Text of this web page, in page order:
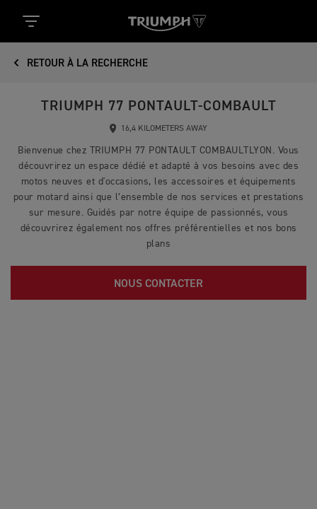
RETOUR À LA RECHERCHE
TRIUMPH 77 PONTAULT-COMBAULT
16,4 KILOMETERS AWAY
Bienvenue chez TRIUMPH 77 PONTAULT COMBAULTLYON. Vous
découvrirez un espace dédié et adapté à vos besoins avec des
motos neuves et d'occasions, les accessoires et équipements
pour motard ainsi que l’ensemble de nos services et prestations
sur mesure. Guidés par notre équipe de passionnés, vous
découvrirez également nos offres préférentielles et nos bons
plans
NOUS CONTACTER